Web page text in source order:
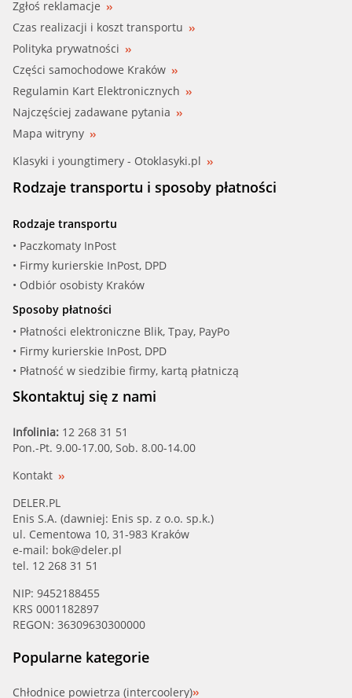
Zgłoś reklamacje
Czas realizacji i koszt transportu
Polityka prywatności
Części samochodowe Kraków
Regulamin Kart Elektronicznych
Najczęściej zadawane pytania
Mapa witryny
Klasyki i youngtimery - Otoklasyki.pl
Rodzaje transportu i sposoby płatności
Rodzaje transportu
• Paczkomaty InPost
• Firmy kurierskie InPost, DPD
• Odbiór osobisty Kraków
Sposoby płatności
• Płatności elektroniczne Blik, Tpay, PayPo
• Firmy kurierskie InPost, DPD
• Płatność w siedzibie firmy, kartą płatniczą
Skontaktuj się z nami
Infolinia: 12 268 31 51
Pon.-Pt. 9.00-17.00, Sob. 8.00-14.00
Kontakt
DELER.PL
Enis S.A. (dawniej: Enis sp. z o.o. sp.k.)
ul. Cementowa 10, 31-983 Kraków
e-mail: bok@deler.pl
tel. 12 268 31 51
NIP: 9452188455
KRS 0001182897
REGON: 36309630300000
Popularne kategorie
Chłodnice powietrza (intercoolery)